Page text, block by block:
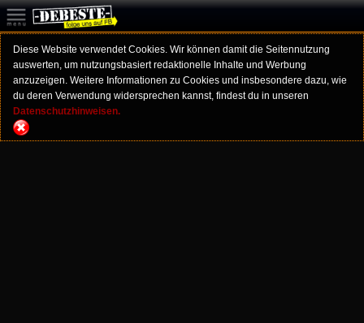
Diese Website verwendet Cookies. Wir können damit die Seitennutzung
auswerten, um nutzungsbasiert redaktionelle Inhalte und Werbung
anzuzeigen. Weitere Informationen zu Cookies und insbesondere dazu, wie
du deren Verwendung widersprechen kannst, findest du in unseren
Datenschutzhinweisen.